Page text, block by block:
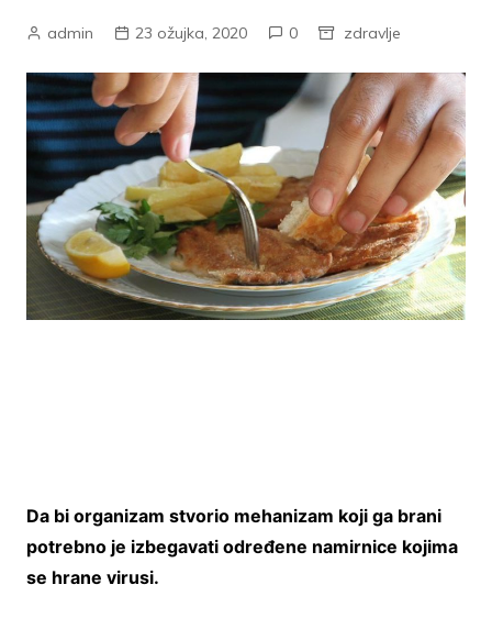
admin 23 ožujka, 2020 0 zdravlje
Da bi organizam stvorio mehanizam koji ga brani
potrebno je izbegavati određene namirnice kojima
se hrane virusi.